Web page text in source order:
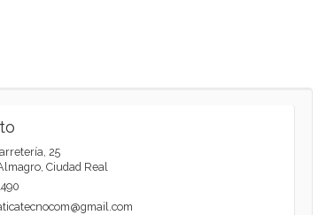
25
, Ciudad Real